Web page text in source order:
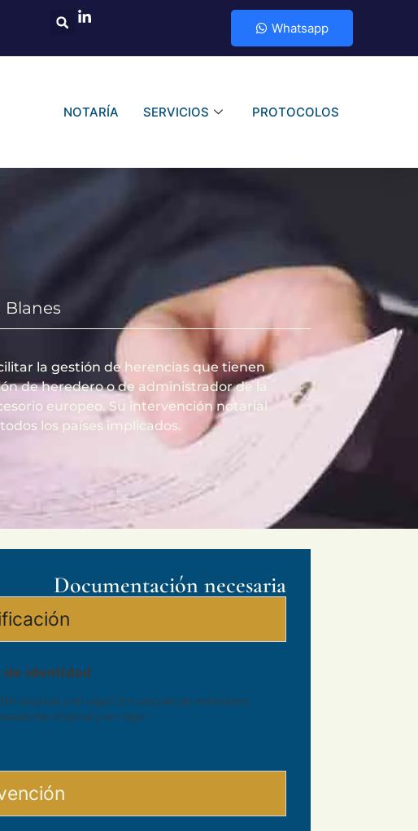
Whatsapp
NOTARÍA SERVICIOS PROTOCOLOS
la gestión de herencias que tienen
de heredero o de administrador de la
europeo. Su intervención notarial
los países implicados.
Documentación necesaria
de identidad
original y en vigor. En caso de ser extranjero
original y en vigor.